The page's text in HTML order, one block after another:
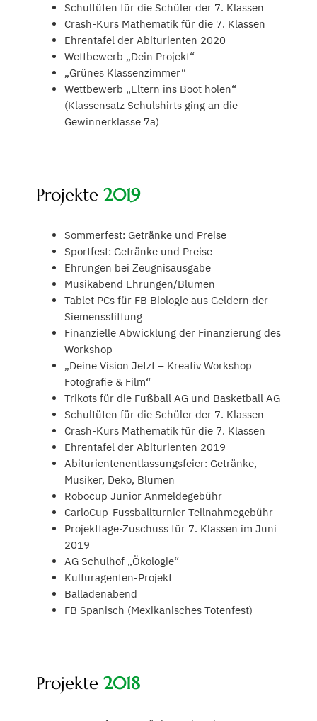
Schultüten für die Schüler der 7. Klassen
Crash-Kurs Mathematik für die 7. Klassen
Ehrentafel der Abiturienten 2020
Wettbewerb „Dein Projekt“
„Grünes Klassenzimmer“
Wettbewerb „Eltern ins Boot holen“
(Klassensatz Schulshirts ging an die
Gewinnerklasse 7a)
Projekte 2019
Sommerfest: Getränke und Preise
Sportfest: Getränke und Preise
Ehrungen bei Zeugnisausgabe
Musikabend Ehrungen/Blumen
Tablet PCs für FB Biologie aus Geldern der
Siemensstiftung
Finanzielle Abwicklung der Finanzierung des
Workshop
„Deine Vision Jetzt – Kreativ Workshop
Fotografie & Film“
Trikots für die Fußball AG und Basketball AG
Schultüten für die Schüler der 7. Klassen
Crash-Kurs Mathematik für die 7. Klassen
Ehrentafel der Abiturienten 2019
Abiturientenentlassungsfeier: Getränke,
Musiker, Deko, Blumen
Robocup Junior Anmeldegebühr
CarloCup-Fussballturnier Teilnahmegebühr
Projekttage-Zuschuss für 7. Klassen im Juni
2019
AG Schulhof „Ökologie“
Kulturagenten-Projekt
Balladenabend
FB Spanisch (Mexikanisches Totenfest)
Projekte 2018